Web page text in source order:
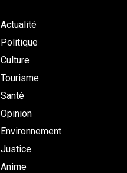
Actualité
Politique
Culture
Tourisme
Santé
Opinion
Environnement
Justice
Anime